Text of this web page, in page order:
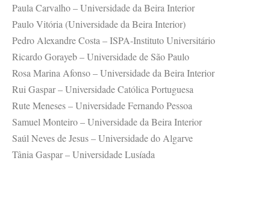
Paula Carvalho – Universidade da Beira Interior
Paulo Vitória (Universidade da Beira Interior)
Pedro Alexandre Costa – ISPA-Instituto Universitário
Ricardo Gorayeb – Universidade de São Paulo
Rosa Marina Afonso – Universidade da Beira Interior
Rui Gaspar – Universidade Católica Portuguesa
Rute Meneses – Universidade Fernando Pessoa
Samuel Monteiro – Universidade da Beira Interior
Saúl Neves de Jesus – Universidade do Algarve
Tânia Gaspar – Universidade Lusíada